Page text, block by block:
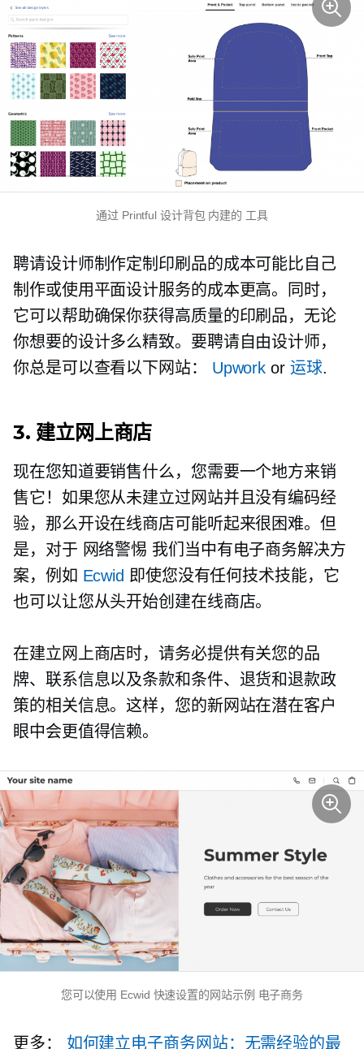
通过 Printful 设计背包 内建的 工具
聘请设计师制作定制印刷品的成本可能比自己
制作或使用平面设计服务的成本更高。同时，
它可以帮助确保你获得高质量的印刷品，无论
你想要的设计多么精致。要聘请自由设计师，
你总是可以查看以下网站： Upwork or 运球.
3. 建立网上商店
现在您知道要销售什么，您需要一个地方来销
售它！如果您从未建立过网站并且没有编码经
验，那么开设在线商店可能听起来很困难。但
是，对于 网络警惕 我们当中有电子商务解决方
案，例如 Ecwid 即使您没有任何技术技能，它
也可以让您从头开始创建在线商店。
在建立网上商店时，请务必提供有关您的品
牌、联系信息以及条款和条件、退货和退款政
策的相关信息。这样，您的新网站在潜在客户
眼中会更值得信赖。
您可以使用 Ecwid 快速设置的网站示例 电子商务
更多： 如何建立电子商务网站：无需经验的最